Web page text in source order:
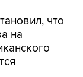
что
на